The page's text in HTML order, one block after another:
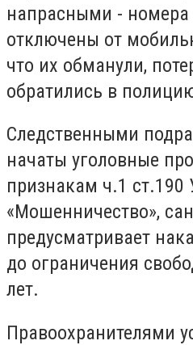
напрасными - номера
отключены от
что их обманули,
обратились в
Следственными
начаты уголовные
признакам ч.1 ст.190
«Мошенничество»,
предусматривает
до ограничения
лет.
Правоохранителями